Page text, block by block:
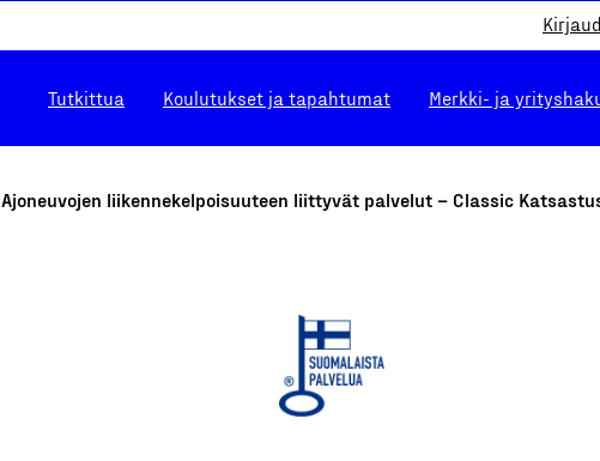
Tutkittua Koulutukset ja tapahtumat Merkki- ja
Ajoneuvojen liikennekelpoisuuteen liittyvät palvelut – Classic